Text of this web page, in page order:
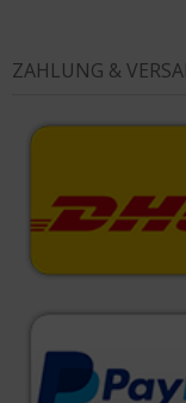
ZAHLUNG &